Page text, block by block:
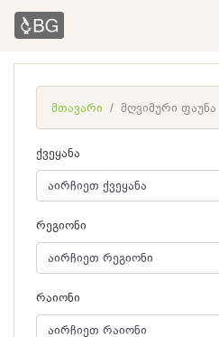
მთავარი მღვიმური ფაუნა
ქვეყანა
რეგიონი
რაიონი